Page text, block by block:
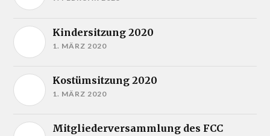
Kindersitzung 2020
1. MÄRZ 2020
Kostümsitzung 2020
1. MÄRZ 2020
Mitgliederversammlung des FCC